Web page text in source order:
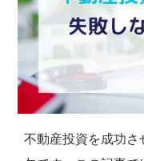
ン
シ
ョ
の
買・
貸
不動産投資を成功